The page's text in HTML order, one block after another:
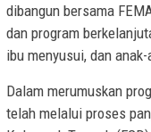
dibangun bersama
dan program
ibu menyusui, dan
Dalam merumuskan
telah melalui proses